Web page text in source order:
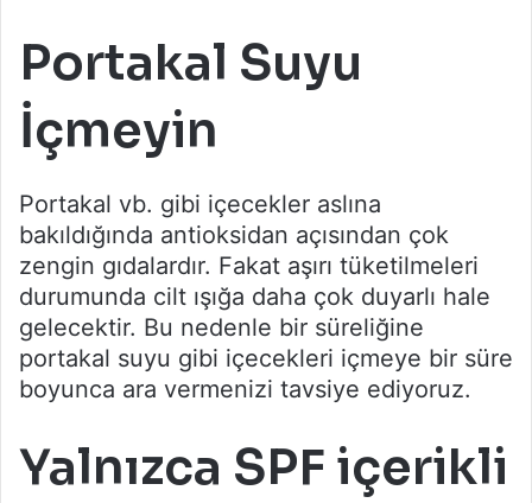
Portakal Suyu
İçmeyin
Portakal vb. gibi içecekler aslına
bakıldığında antioksidan açısından çok
zengin gıdalardır. Fakat aşırı tüketilmeleri
durumunda cilt ışığa daha çok duyarlı hale
gelecektir. Bu nedenle bir süreliğine
portakal suyu gibi içecekleri içmeye bir süre
boyunca ara vermenizi tavsiye ediyoruz.
Yalnızca SPF içerikli